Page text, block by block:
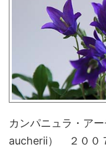
カンパニュラ・ア
aucherii） ２０